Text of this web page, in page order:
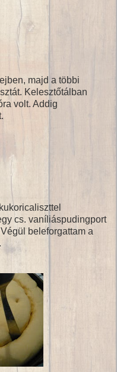
majd a többi
Kelesztőtálban
volt. Addig
cs. vaníliáspudingport
beleforgattam a